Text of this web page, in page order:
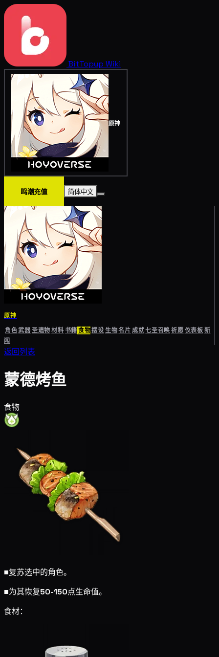
BitTopup Wiki
原神
鸣潮充值 简体中文
原神
角色武器圣遗物材料书籍食物摆设生物名片成就七圣召唤祈愿仪表板新
闻
返回列表
蒙德烤鱼
食物
■复苏选中的角色。
■为其恢复50-150点生命值。
食材：